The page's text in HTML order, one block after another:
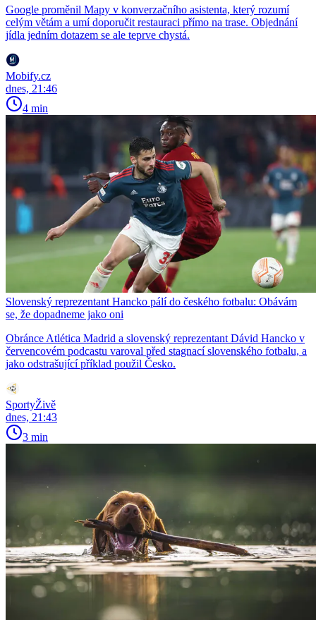
Google proměnil Mapy v konverzačního asistenta, který rozumí
celým větám a umí doporučit restauraci přímo na trase. Objednání
jídla jedním dotazem se ale teprve chystá.
Mobify.cz
dnes, 21:46
4 min
Slovenský reprezentant Hancko pálí do českého fotbalu: Obávám
se, že dopadneme jako oni
Obránce Atlética Madrid a slovenský reprezentant Dávid Hancko v
červencovém podcastu varoval před stagnací slovenského fotbalu, a
jako odstrašující příklad použil Česko.
SportyŽivě
dnes, 21:43
3 min